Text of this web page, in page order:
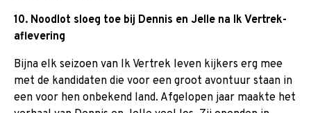
10. Noodlot sloeg toe bij Dennis en Jelle na Ik Vertrek-
aflevering
Bijna elk seizoen van Ik Vertrek leven kijkers erg mee
met de kandidaten die voor een groot avontuur staan in
een voor hen onbekend land. Afgelopen jaar maakte het